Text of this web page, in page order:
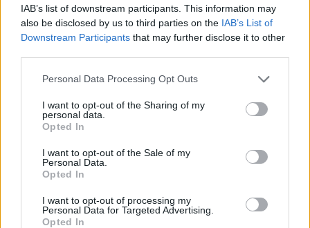
IAB’s list of downstream participants. This information may
also be disclosed by us to third parties on the IAB’s List of
Downstream Participants that may further disclose it to other
Personal Data Processing Opt Outs
I want to opt-out of the Sharing of my
personal data.
Opted In
I want to opt-out of the Sale of my
Personal Data.
Opted In
I want to opt-out of processing my
Personal Data for Targeted Advertising.
Opted In
07:52
Σεισμός 5,8 βαθμών στις δυτικές Φιλιππίνες
Φωτιά τα ξημερώματα στη Σητεία - Η δεύτερη μέσα σε
07:37
αμυντική συμφωνία
Σήμερα η δεύτερη πληρωμή των δικαιούχων του
Λογαριασμού Αγροτικής Εστίας